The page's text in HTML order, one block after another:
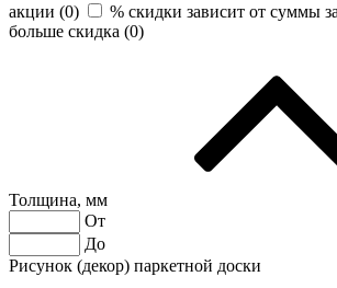
акции (0)
% скидки зависит от суммы
больше скидка (0)
Толщина, мм
От
До
Рисунок (декор) паркетной доски